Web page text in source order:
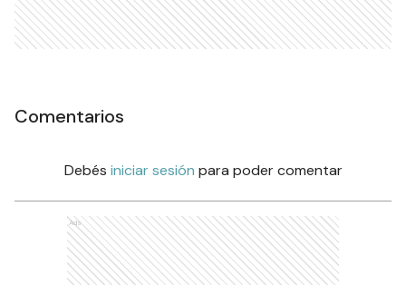
Comentarios
Debés iniciar sesión para poder comentar
Ads